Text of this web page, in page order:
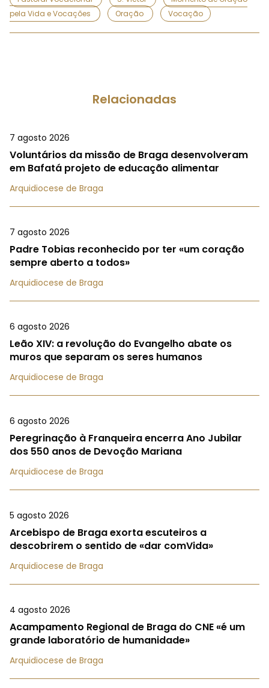
pela Vida e Vocações
Oração Vocação
Relacionadas
7 agosto 2026
Voluntários da missão de Braga desenvolveram
em Bafatá projeto de educação alimentar
Arquidiocese de Braga
7 agosto 2026
Padre Tobias reconhecido por ter «um coração
sempre aberto a todos»
Arquidiocese de Braga
6 agosto 2026
Leão XIV: a revolução do Evangelho abate os
muros que separam os seres humanos
Arquidiocese de Braga
6 agosto 2026
Peregrinação à Franqueira encerra Ano Jubilar
dos 550 anos de Devoção Mariana
Arquidiocese de Braga
5 agosto 2026
Arcebispo de Braga exorta escuteiros a
descobrirem o sentido de «dar comVida»
Arquidiocese de Braga
4 agosto 2026
Acampamento Regional de Braga do CNE «é um
grande laboratório de humanidade»
Arquidiocese de Braga